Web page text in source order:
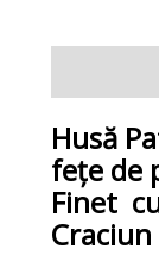
Husă
fețe de
Finet
Craciun